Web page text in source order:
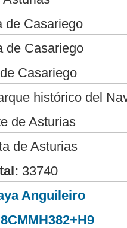
de Casariego
de Casariego
Casariego
histórico del
de Asturias
de Asturias
33740
Anguileiro
8CMMH382+H9